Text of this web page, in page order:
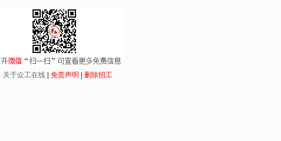
关于众工在线 | 免责声明 | 删除招工